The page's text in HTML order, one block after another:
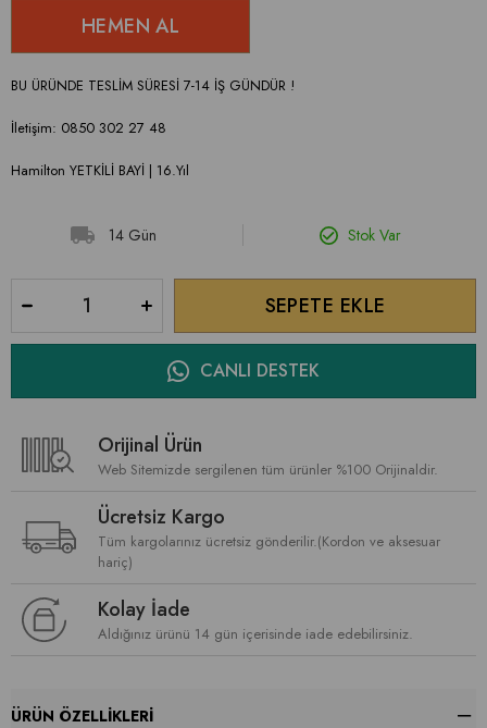
BU ÜRÜNDE TESLİM SÜRESİ 7-14 İŞ GÜNDÜR !
İletişim: 0850 302 27 48
Hamilton YETKİLİ BAYİ | 16.Yıl
14 Gün Stok Var
CANLI DESTEK
Orijinal Ürün
Web Sitemizde sergilenen tüm ürünler %100 Orijinaldir.
Ücretsiz Kargo
Tüm kargolarınız ücretsiz gönderilir.(Kordon ve aksesuar
hariç)
Kolay İade
Aldığınız ürünü 14 gün içerisinde iade edebilirsiniz.
ÜRÜN ÖZELLIKLERI